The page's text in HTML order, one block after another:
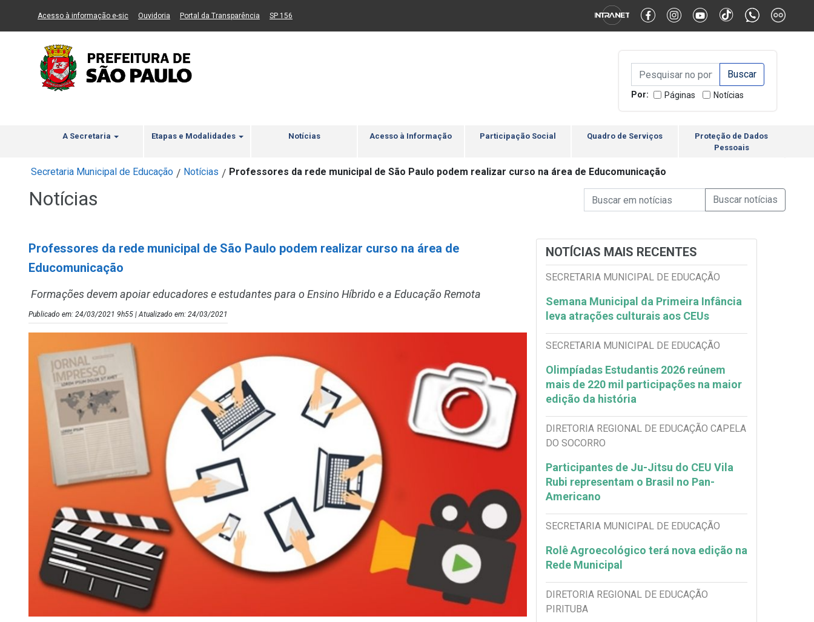
Ir ao Conteúdo Ir para menu principal 2 Ir para busca Ir para rodapé Alternar Alto Contraste Alternar Tamanho da Fonte
Acesso à informação e-sic(Link para um novo sítio)
Ouvidoria (Link para um novo sítio)
Portal da Transparência (Link para um novo sítio)
SP 156
Campo de Busca de
Campo de Busca de informaçõesEnviar a Busca
Por: Páginas Notícias
A Secretaria Etapas e Modalidades Notícias Acesso à Informação Participação Social Quadro de Serviços
Proteção de Dados
Pessoais
Secretaria Municipal de Educação / Notícias / Professores da rede municipal de São Paulo podem realizar curso na área de Educomunicação
Notícias Campo de Busca de Notícias
Campo de Busca de informaçõesEnviar a Busca de
Professores da rede municipal de São Paulo podem realizar curso na área de
Educomunicação
Formações devem apoiar educadores e estudantes para o Ensino Híbrido e a Educação Remota
Publicado em: 24/03/2021 9h55 | Atualizado em: 24/03/2021
NOTÍCIAS MAIS RECENTES
SECRETARIA MUNICIPAL DE EDUCAÇÃO
Semana Municipal da Primeira Infância
leva atrações culturais aos CEUs
SECRETARIA MUNICIPAL DE EDUCAÇÃO
Olimpíadas Estudantis 2026 reúnem
mais de 220 mil participações na maior
edição da história
DIRETORIA REGIONAL DE EDUCAÇÃO CAPELA
DO SOCORRO
Participantes de Ju-Jitsu do CEU Vila
Rubi representam o Brasil no Pan-
Americano
SECRETARIA MUNICIPAL DE EDUCAÇÃO
Rolê Agroecológico terá nova edição na
Rede Municipal
DIRETORIA REGIONAL DE EDUCAÇÃO
PIRITUBA